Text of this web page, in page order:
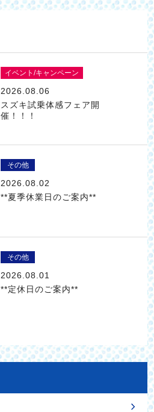
イベント/キャンペーン
2026.08.06
スズキ試乗体感フェア開
催！！！
その他
2026.08.02
**夏季休業日のご案内**
その他
2026.08.01
**定休日のご案内**